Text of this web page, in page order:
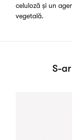
celuloză și un
vegetală.
S-